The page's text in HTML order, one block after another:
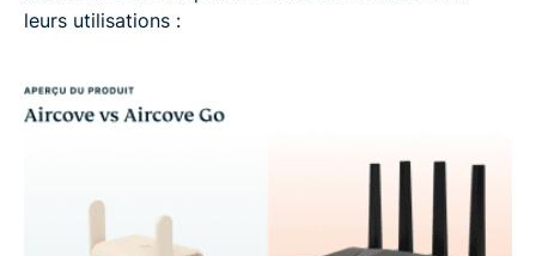
leurs utilisations :